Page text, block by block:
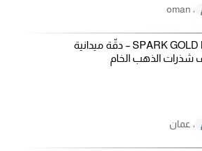
، oman
???? SPARK GOLD NUGGET – دقّة ميدانية
الذهب الخام
، عمان